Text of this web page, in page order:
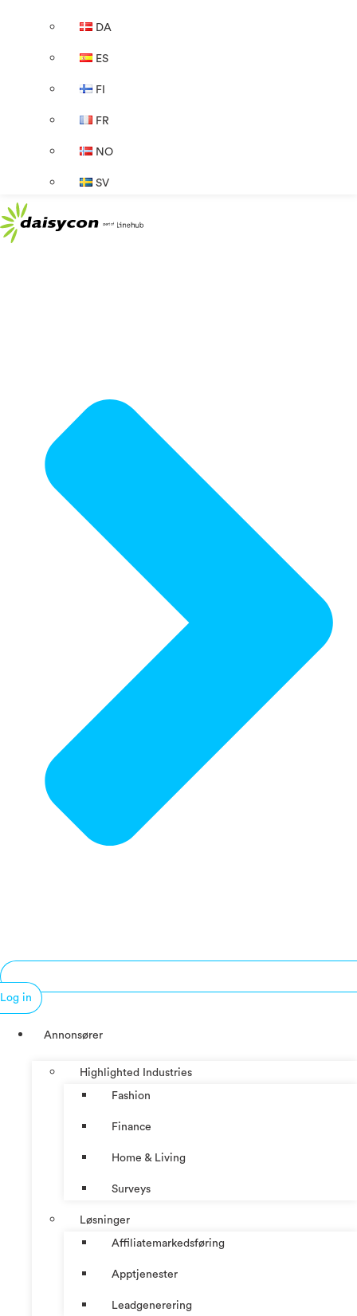
DA
ES
FI
FR
NO
SV
Log in
Annonsører
Highlighted Industries
Fashion
Finance
Home & Living
Surveys
Løsninger
Affiliatemarkedsføring
Apptjenester
Leadgenerering